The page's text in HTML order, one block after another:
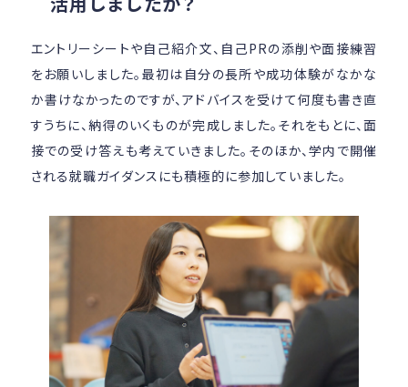
エントリーシートや自己紹介文、自己PRの添削や面接練習
をお願いしました。最初は自分の長所や成功体験がなかな
か書けなかったのですが、アドバイスを受けて何度も書き直
すうちに、納得のいくものが完成しました。それをもとに、面
接での受け答えも考えていきました。そのほか、学内で開催
される就職ガイダンスにも積極的に参加していました。